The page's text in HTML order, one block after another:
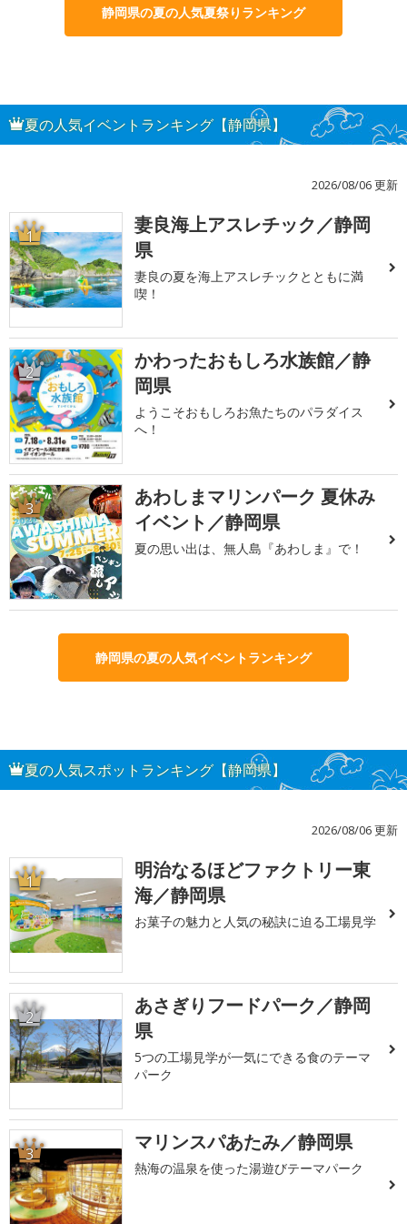
静岡県の夏の人気夏祭りランキング
夏の人気イベントランキング【静岡県】
2026/08/06 更新
1
妻良海上アスレチック／静岡
県
妻良の夏を海上アスレチックとともに満
喫！
2
かわったおもしろ水族館／静
岡県
ようこそおもしろお魚たちのパラダイス
へ！
3
あわしまマリンパーク 夏休み
イベント／静岡県
夏の思い出は、無人島『あわしま』で！
静岡県の夏の人気イベントランキング
夏の人気スポットランキング【静岡県】
2026/08/06 更新
1
明治なるほどファクトリー東
海／静岡県
お菓子の魅力と人気の秘訣に迫る工場見学
2
あさぎりフードパーク／静岡
県
5つの工場見学が一気にできる食のテーマ
パーク
3 マリンスパあたみ／静岡県
熱海の温泉を使った湯遊びテーマパーク